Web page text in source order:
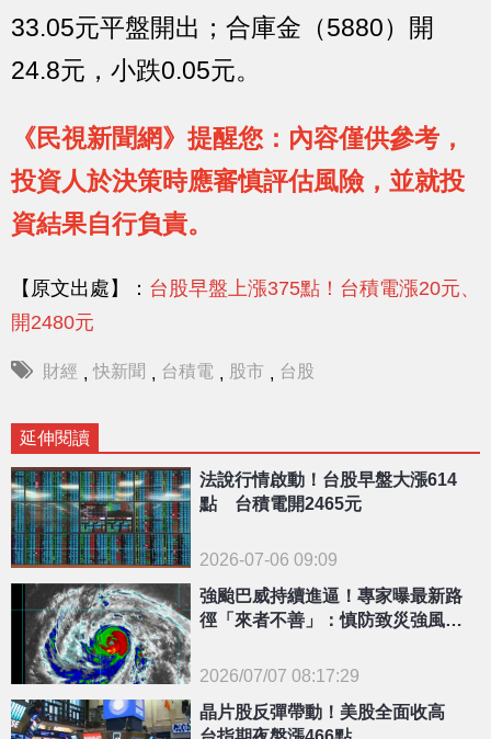
33.05元平盤開出；合庫金（5880）開
24.8元，小跌0.05元。
《民視新聞網》提醒您：內容僅供參考，
投資人於決策時應審慎評估風險，並就投
資結果自行負責。
【原文出處】： 台股早盤上漲375點！台積電漲20元、
開2480元
財經 , 快新聞 , 台積電 , 股市 , 台股
延伸閱讀
法說行情啟動！台股早盤大漲614
點 台積電開2465元
2026-07-06 09:09
{PLAYICON}
強颱巴威持續進逼！專家曝最新路
徑「來者不善」：慎防致災強風豪
2026/07/07 08:17:29
晶片股反彈帶動！美股全面收高